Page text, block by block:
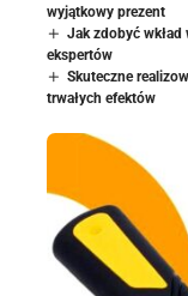
wyjątkowy prezent
Jak zdobyć
ekspertów
Skuteczne
trwałych efektów